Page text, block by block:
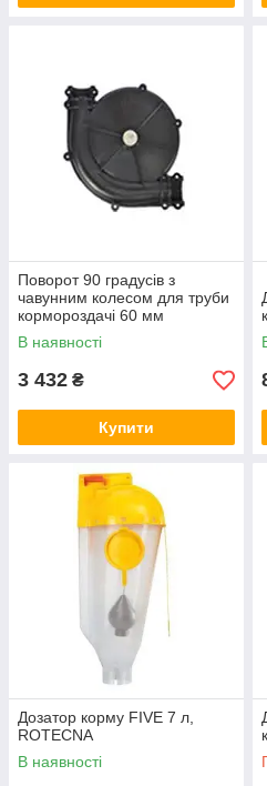
Поворот 90 градусів з
чавунним колесом для труби
кормороздачі 60 мм
В наявності
3 432 ₴
Купити
Дозатор корму FIVE 7 л,
ROTECNA
В наявності